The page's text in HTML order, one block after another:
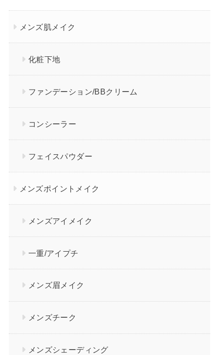
メンズ肌メイク
化粧下地
ファンデーション/BBクリーム
コンシーラー
フェイスパウダー
メンズポイントメイク
メンズアイメイク
一重/アイプチ
メンズ眉メイク
メンズチーク
メンズシェーディング